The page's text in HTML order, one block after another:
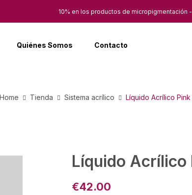
10% en los productos de micropigmentación
Quiénes Somos Contacto
Home Tienda Sistema acrílico Líquido Acrílico
Líquido Acrílico
€42.00